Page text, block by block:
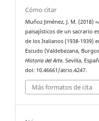
Cómo citar
Muñoz Jiménez, J. M. (2018)
paisajísticos de un sacrario
de los Italianos (1938-1939)
Escudo (Valdebezana,
Historia del Arte. Sevilla,
doi: 10.46661/atrio.4247.
Más formatos de cita